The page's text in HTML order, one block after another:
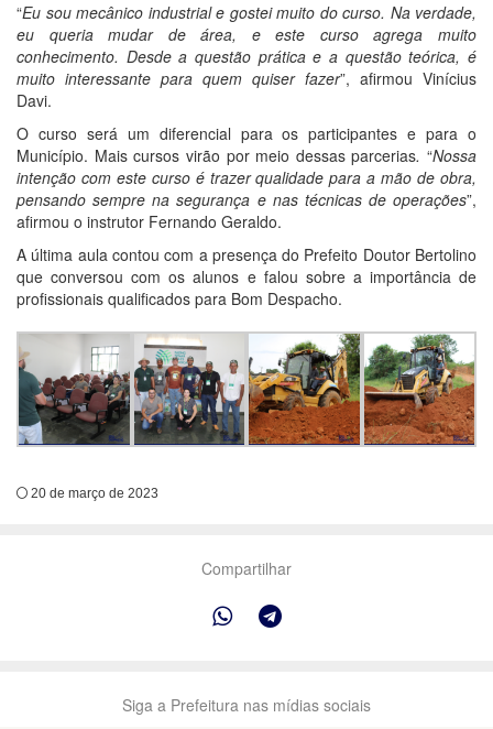
“Eu sou mecânico industrial e gostei muito do curso. Na verdade,
eu queria mudar de área, e este curso agrega muito
conhecimento. Desde a questão prática e a questão teórica, é
muito interessante para quem quiser fazer”, afirmou Vinícius
Davi.
O curso será um diferencial para os participantes e para o
Município. Mais cursos virão por meio dessas parcerias. “Nossa
intenção com este curso é trazer qualidade para a mão de obra,
pensando sempre na segurança e nas técnicas de operações”,
afirmou o instrutor Fernando Geraldo.
A última aula contou com a presença do Prefeito Doutor Bertolino
que conversou com os alunos e falou sobre a importância de
profissionais qualificados para Bom Despacho.
20 de março de 2023
Compartilhar
Siga a Prefeitura nas mídias sociais